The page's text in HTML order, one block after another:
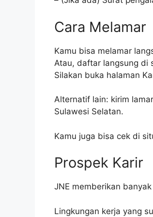
Cara Melamar
Kamu bisa melamar
Atau, daftar langsung di
Silakan buka halaman
Alternatif lain: kirim
Sulawesi Selatan.
Kamu juga bisa cek di
Prospek Karir
JNE memberikan
Lingkungan kerja yang